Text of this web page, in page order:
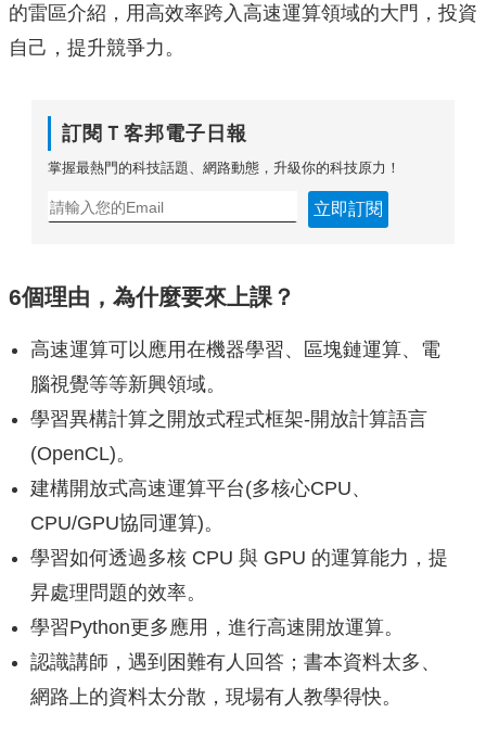
的雷區介紹，用高效率跨入高速運算領域的大門，投資
自己，提升競爭力。
訂閱Ｔ客邦電子日報
掌握最熱門的科技話題、網路動態，升級你的科技原力！
立即訂閱
6個理由，為什麼要來上課？
高速運算可以應用在機器學習、區塊鏈運算、電
腦視覺等等新興領域。
學習異構計算之開放式程式框架-開放計算語言
(OpenCL)。
建構開放式高速運算平台(多核心CPU、
CPU/GPU協同運算)。
學習如何透過多核 CPU 與 GPU 的運算能力，提
昇處理問題的效率。
學習Python更多應用，進行高速開放運算。
認識講師，遇到困難有人回答；書本資料太多、
網路上的資料太分散，現場有人教學得快。